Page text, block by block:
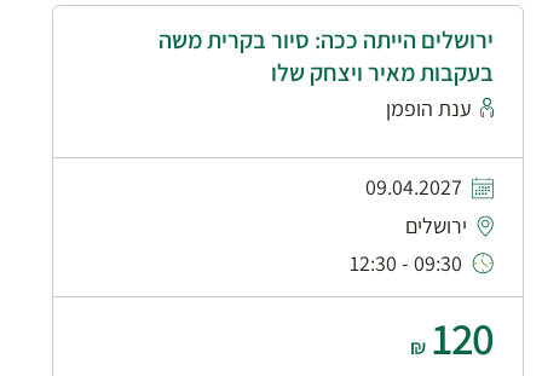
ירושלים הייתה ככה: סיור בקרית משה
בעקבות מאיר ויצחק שלו
ענת הופמן
09.04.2027
ירושלים
09:30 - 12:30
120
₪